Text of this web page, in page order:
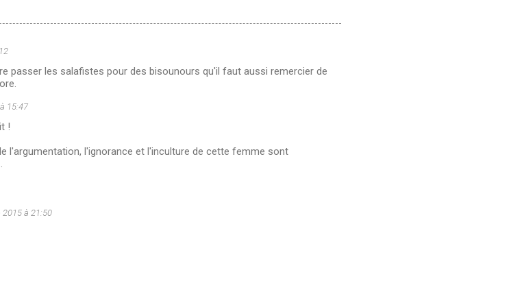
passer les salafistes pour des bisounours qu'il faut aussi remercier de
15:47
!
l'argumentation, l'ignorance et l'inculture de cette femme sont
à 21:50